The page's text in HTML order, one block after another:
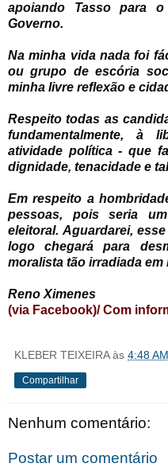
apoiando Tasso para
Governo.
Na minha vida nada foi
ou grupo de escória
minha livre reflexão e
Respeito todas as
fundamentalmente, à
atividade política - que
dignidade, tenacidade e
Em respeito a
pessoas, pois seria
eleitoral. Aguardarei,
logo chegará para
moralista tão irradiada em
Reno Ximenes
(via Facebook)/ Com
KLEBER TEIXEIRA às 4:48 AM
Compartilhar
Nenhum comentário:
Postar um comentário